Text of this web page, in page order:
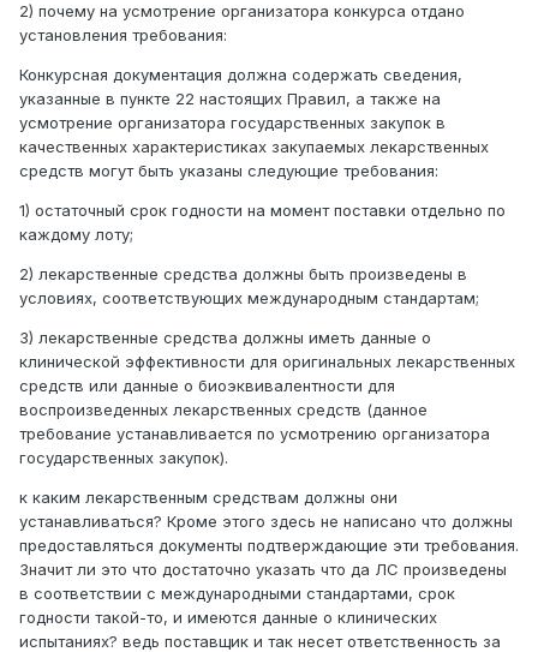
2) почему на усмотрение организатора конкурса отдано
установления требования:
Конкурсная документация должна содержать сведения,
указанные в пункте 22 настоящих Правил, а также на
усмотрение организатора государственных закупок в
качественных характеристиках закупаемых лекарственных
средств могут быть указаны следующие требования:
1) остаточный срок годности на момент поставки отдельно по
каждому лоту;
2) лекарственные средства должны быть произведены в
условиях, соответствующих международным стандартам;
3) лекарственные средства должны иметь данные о
клинической эффективности для оригинальных лекарственных
средств или данные о биоэквивалентности для
воспроизведенных лекарственных средств (данное
требование устанавливается по усмотрению организатора
государственных закупок).
к каким лекарственным средствам должны они
устанавливаться? Кроме этого здесь не написано что должны
предоставляться документы подтверждающие эти требования.
Значит ли это что достаточно указать что да ЛС произведены
в соответствии с международными стандартами, срок
годности такой-то, и имеются данные о клинических
испытаниях? ведь поставщик и так несет ответственность за